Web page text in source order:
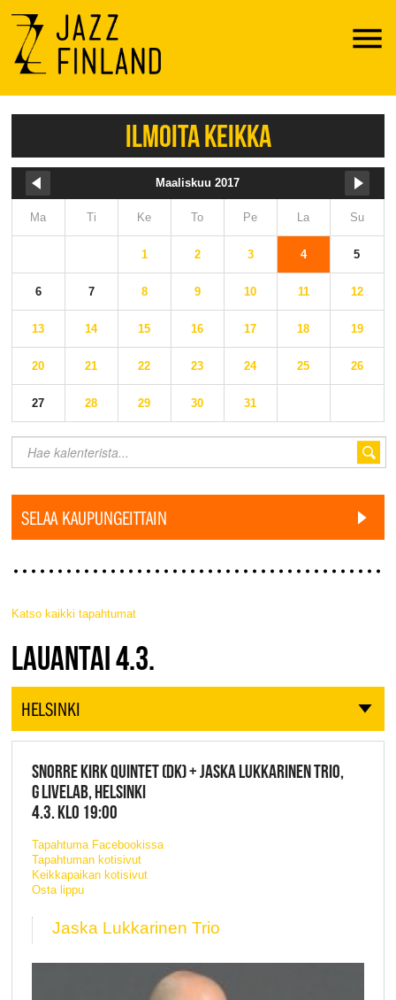
Menu
ILMOITA KEIKKA
Maaliskuu 2017
Ma Ti Ke To Pe La Su
1 2 3 4 5
6 7 8 9 10 11 12
13 14 15 16 17 18 19
20 21 22 23 24 25 26
27 28 29 30 31
SELAA KAUPUNGEITTAIN
Katso kaikki tapahtumat
JAZZ FINLAND LIVE
LAUANTAI 4.3.
HELSINKI
SNORRE KIRK QUINTET (DK) + JASKA LUKKARINEN TRIO,
G LIVELAB, HELSINKI
4.3. KLO 19:00
Tapahtuma Facebookissa
Tapahtuman kotisivut
Keikkapaikan kotisivut
Osta lippu
Jaska Lukkarinen Trio